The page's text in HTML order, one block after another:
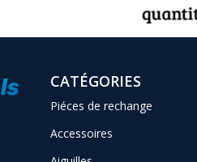
CATÉGORIES
Piéces de rechange
Accessoires